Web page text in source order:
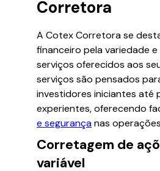
Corretora
A Cotex Corretora se
financeiro pela variedade
serviços oferecidos aos
serviços são pensados
investidores iniciantes até
experientes, oferecendo
e segurançanas
Corretagem de
variável